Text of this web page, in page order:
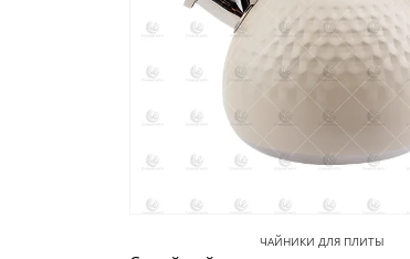
ЧАЙНИКИ ДЛЯ ПЛИТЫ